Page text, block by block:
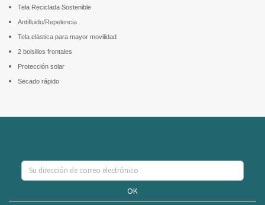
Tela Reciclada Sostenible
Antifluido/Repelencia
Tela elástica para mayor movilidad
2 bolsillos frontales
Protección solar
Secado rápido
OK